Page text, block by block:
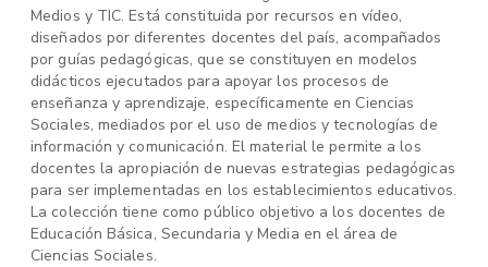
Medios y TIC. Está constituida por recursos en vídeo,
diseñados por diferentes docentes del país, acompañados
por guías pedagógicas, que se constituyen en modelos
didácticos ejecutados para apoyar los procesos de
enseñanza y aprendizaje, específicamente en Ciencias
Sociales, mediados por el uso de medios y tecnologías de
información y comunicación. El material le permite a los
docentes la apropiación de nuevas estrategias pedagógicas
para ser implementadas en los establecimientos educativos.
La colección tiene como público objetivo a los docentes de
Educación Básica, Secundaria y Media en el área de
Ciencias Sociales.